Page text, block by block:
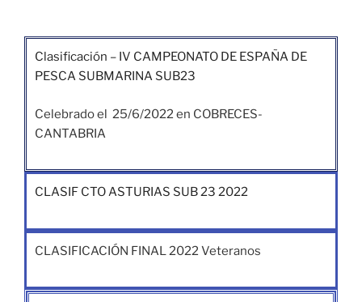
Clasificación – IV CAMPEONATO DE ESPAÑA DE
PESCA SUBMARINA SUB23
Celebrado el 25/6/2022 en COBRECES-
CANTABRIA
CLASIF CTO ASTURIAS SUB 23 2022
CLASIFICACIÓN FINAL 2022 Veteranos